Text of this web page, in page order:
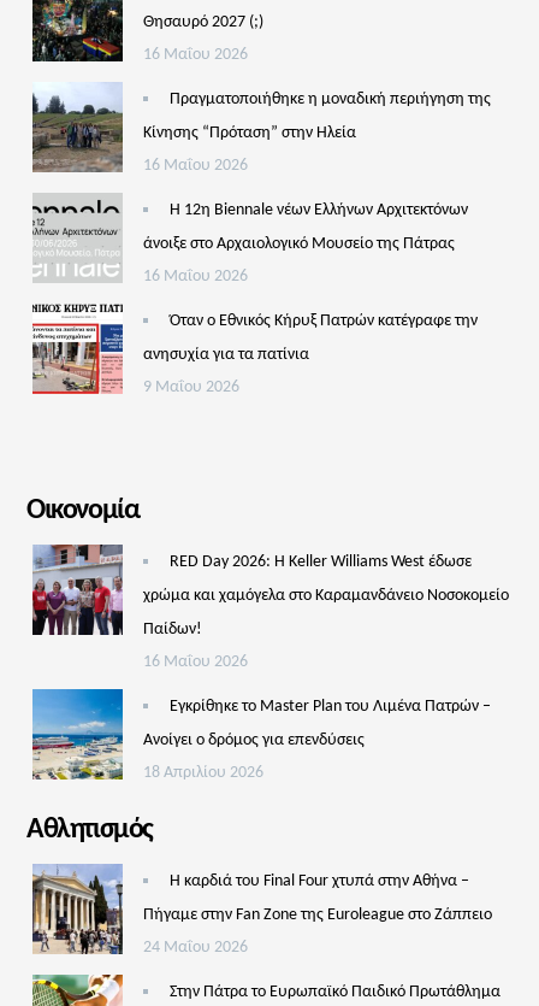
Θησαυρό 2027 (;)
16 Μαΐου 2026
Πραγματοποιήθηκε η μοναδική περιήγηση της
Κίνησης “Πρόταση” στην Ηλεία
16 Μαΐου 2026
Η 12η Biennale νέων Ελλήνων Αρχιτεκτόνων
άνοιξε στο Αρχαιολογικό Μουσείο της Πάτρας
16 Μαΐου 2026
Όταν ο Εθνικός Κήρυξ Πατρών κατέγραφε την
ανησυχία για τα πατίνια
9 Μαΐου 2026
Οικονομία
RED Day 2026: Η Keller Williams West έδωσε
χρώμα και χαμόγελα στο Καραμανδάνειο Νοσοκομείο
Παίδων!
16 Μαΐου 2026
Εγκρίθηκε το Master Plan του Λιμένα Πατρών –
Aνοίγει ο δρόμος για επενδύσεις
18 Απριλίου 2026
Αθλητισμός
Η καρδιά του Final Four χτυπά στην Αθήνα –
Πήγαμε στην Fan Zone της Euroleague στο Ζάππειο
24 Μαΐου 2026
Στην Πάτρα το Ευρωπαϊκό Παιδικό Πρωτάθλημα